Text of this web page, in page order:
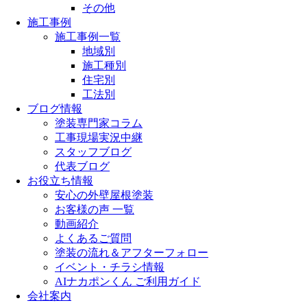
その他
施工事例
施工事例一覧
地域別
施工種別
住宅別
工法別
ブログ情報
塗装専門家コラム
工事現場実況中継
スタッフブログ
代表ブログ
お役立ち情報
安心の外壁屋根塗装
お客様の声 一覧
動画紹介
よくあるご質問
塗装の流れ＆アフターフォロー
イベント・チラシ情報
AIナカポンくん ご利用ガイド
会社案内